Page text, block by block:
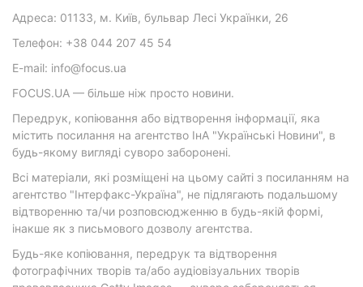
Адреса: 01133, м. Київ, бульвар Лесі Українки, 26
Телефон: +38 044 207 45 54
E-mail: info@focus.ua
FOCUS.UA — більше ніж просто новини.
Передрук, копіювання або відтворення інформації, яка
містить посилання на агентство ІнА "Українські Новини", в
будь-якому вигляді суворо заборонені.
Всі матеріали, які розміщені на цьому сайті з посиланням на
агентство "Інтерфакс-Україна", не підлягають подальшому
відтворенню та/чи розповсюдженню в будь-якій формі,
інакше як з письмового дозволу агентства.
Будь-яке копіювання, передрук та відтворення
фотографічних творів та/або аудіовізуальних творів